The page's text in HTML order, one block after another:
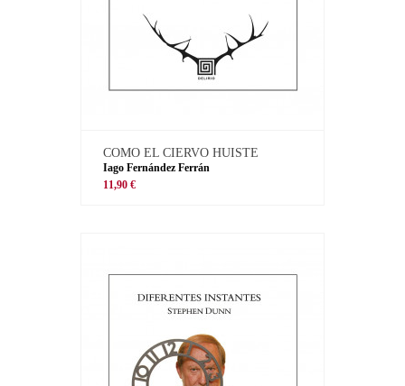
COMO EL CIERVO HUISTE
Iago Fernández Ferrán
11,90 €